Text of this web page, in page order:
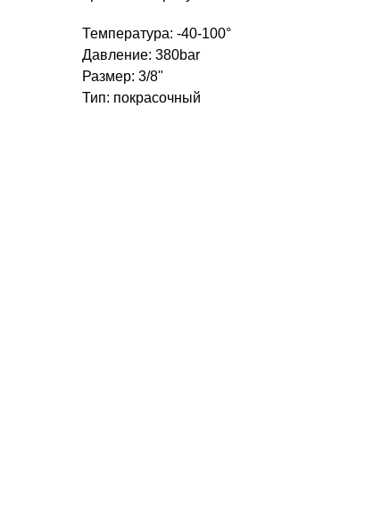
Температура: -40-100°
Давление: 380bar
Размер: 3/8"
Тип: покрасочный